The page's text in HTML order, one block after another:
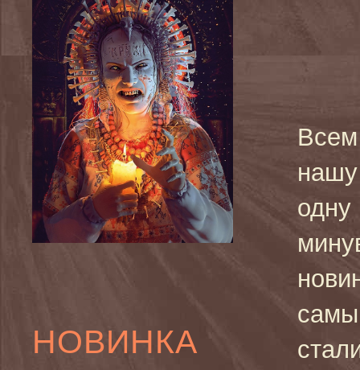
НОВИНКА
одну